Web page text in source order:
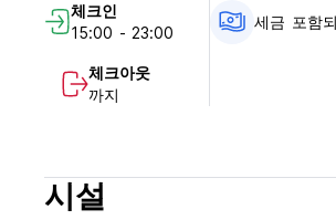
세금은 포함되지 않습니다 - 19.00%
일반적인:
리셉션 서비스는 07:00부터 20:00까지
최대 체류 기간은 14일입니다. (Auto-
체크인
15:00 - 23:00
체크아웃
까지
세금 포함
시설